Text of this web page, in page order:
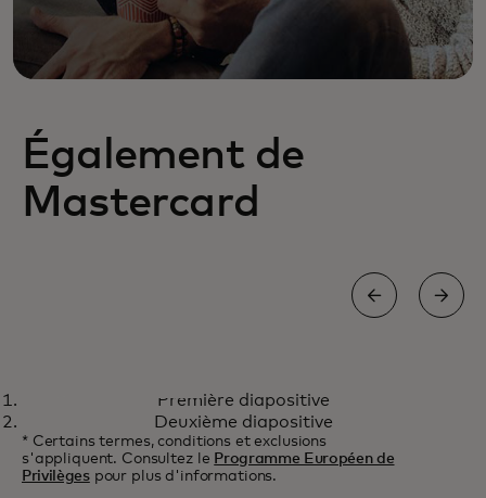
Également de
Mastercard
Faites compter votre quotidien
En savoir plus
Première diapositive
Deuxième diapositive
* Certains termes, conditions et exclusions
s'appliquent. Consultez le Programme Européen de
Privilègespour plus d'informations.